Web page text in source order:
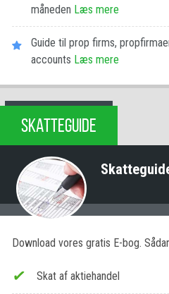
måneden Læs mere
Guide til prop firms,
accounts Læs mere
SKATTEGUIDE
Download vores gratis E-bog.
Skat af aktiehandel